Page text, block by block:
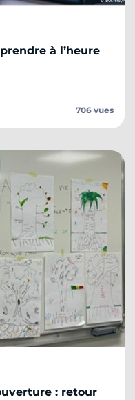
à l’heure
706 vues
: retour